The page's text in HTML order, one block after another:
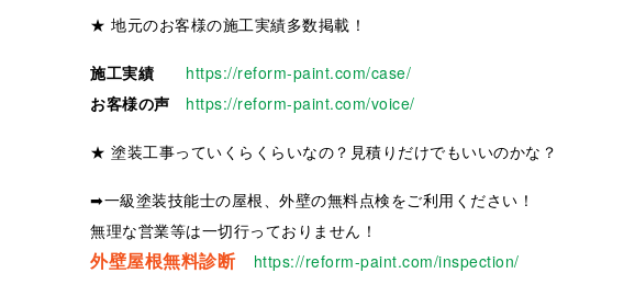
★ 地元のお客様の施工実績多数掲載！
施工実績
https://reform-paint.com/case/
お客様の声
https://reform-paint.com/voice/
★ 塗装工事っていくらくらいなの？見積りだけでもいいのかな？
➡一級塗装技能士の屋根、外壁の無料点検をご利用ください！
無理な営業等は一切行っておりません！
外壁屋根無料診断 https://reform-paint.com/inspection/